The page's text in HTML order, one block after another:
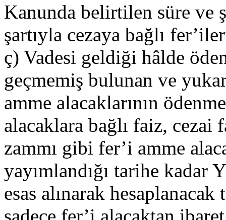
Kanunda belirtilen süre ve
şartıyla cezaya bağlı
ç) Vadesi geldiği hâlde
geçmemiş bulunan ve
amme alacaklarının
alacaklara bağlı faiz,
zammı gibi fer’i amme
yayımlandığı tarihe kadar
esas alınarak
sadece fer’i alacaktan